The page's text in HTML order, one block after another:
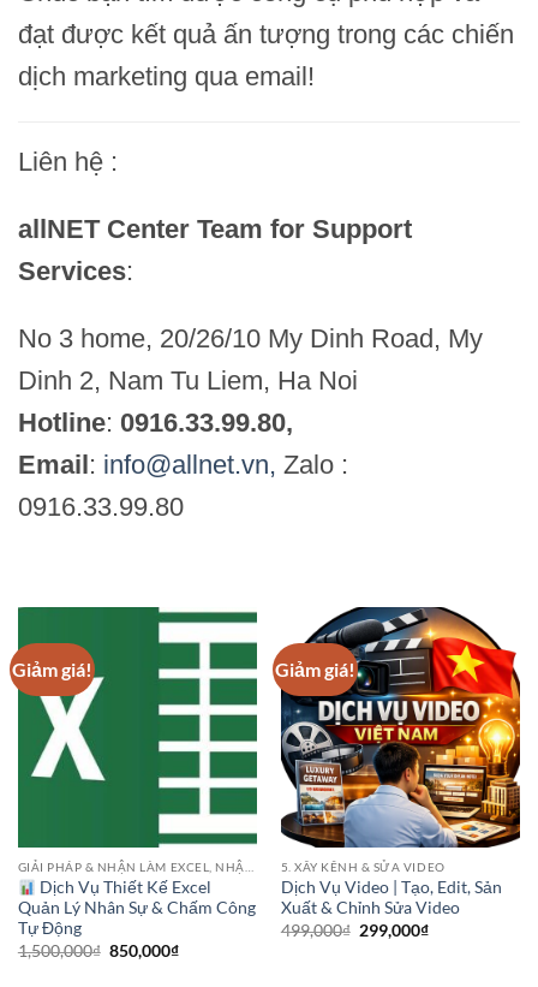
đạt được kết quả ấn tượng trong các chiến
dịch marketing qua email!
Liên hệ :
allNET Center Team for Support
Services:
No 3 home, 20/26/10 My Dinh Road, My
Dinh 2, Nam Tu Liem, Ha Noi
Hotline: 0916.33.99.80,
Email: info@allnet.vn, Zalo :
0916.33.99.80
Giảm giá!
GIẢI PHÁP & NHẬN LÀM EXCEL, NHẬP LIỆU
Dịch Vụ Thiết Kế Excel
Quản Lý Nhân Sự & Chấm Công
Tự Động
1,500,000₫ Giá
850,000₫Giá
Giảm giá!
5. XÂY KÊNH & SỬA VIDEO
Dịch Vụ Video | Tạo, Edit, Sản
Xuất & Chỉnh Sửa Video
499,000₫ Giá
299,000₫Giá